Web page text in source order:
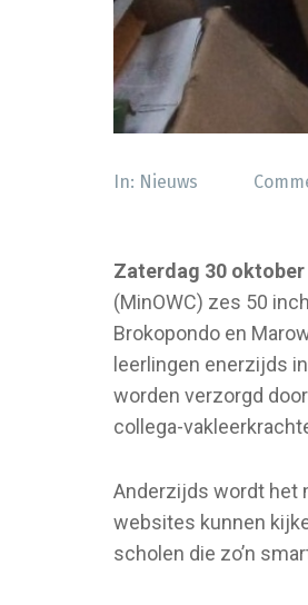
In: Nieuws
Zaterdag 30 oktober
(MinOWC) zes 50
Brokopondo en
leerlingen enerzijds
worden verzorgd
collega-
Anderzijds wordt het
websites kunnen
scholen die zo’n